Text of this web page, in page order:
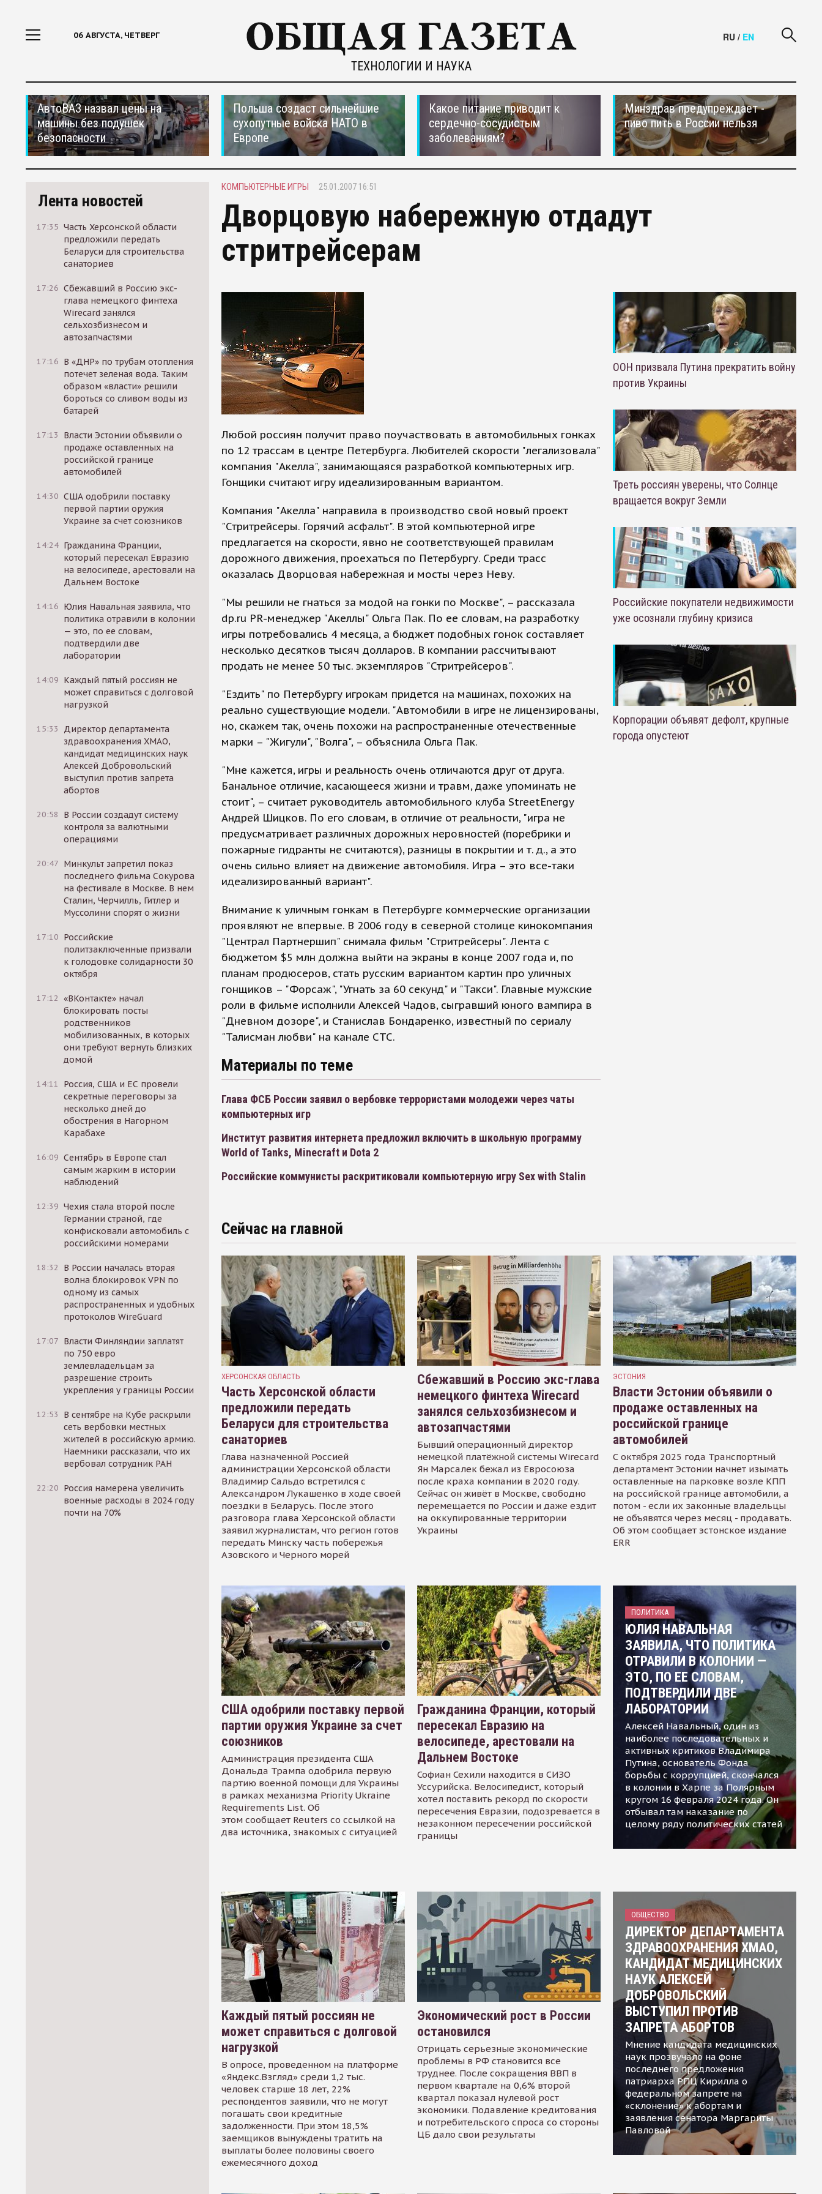
06 АВГУСТА, ЧЕТВЕРГ
ТЕХНОЛОГИИ И НАУКА
RU / EN
АвтоВАЗ назвал цены на
машины без подушек
безопасности
Польша создаст сильнейшие
сухопутные войска НАТО в
Европе
Какое питание приводит к
сердечно-сосудистым
заболеваниям?
Минздрав предупреждает -
пиво пить в России нельзя
Лента новостей
17:35 Часть Херсонской области
предложили передать
Беларуси для строительства
санаториев
17:26 Сбежавший в Россию экс-
глава немецкого финтеха
Wirecard занялся
сельхозбизнесом и
автозапчастями
17:16 В «ДНР» по трубам отопления
потечет зеленая вода. Таким
образом «власти» решили
бороться со сливом воды из
батарей
17:13
Власти Эстонии объявили о
продаже оставленных на
российской границе
автомобилей
14:30 США одобрили поставку
первой партии оружия
Украине за счет союзников
14:24 Гражданина Франции,
который пересекал Евразию
на велосипеде, арестовали на
Дальнем Востоке
14:16 Юлия Навальная заявила, что
политика отравили в колонии
— это, по ее словам,
подтвердили две
лаборатории
14:09 Каждый пятый россиян не
может справиться с долговой
нагрузкой
15:33
Директор департамента
здравоохранения ХМАО,
кандидат медицинских наук
Алексей Добровольский
выступил против запрета
абортов
20:58
В России создадут систему
контроля за валютными
операциями
20:47 Минкульт запретил показ
последнего фильма Сокурова
на фестивале в Москве. В нем
Сталин, Черчилль, Гитлер и
Муссолини спорят о жизни
17:10 Российские
политзаключенные призвали
к голодовке солидарности 30
октября
17:12 «ВКонтакте» начал
блокировать посты
родственников
мобилизованных, в которых
они требуют вернуть близких
домой
14:11
Россия, США и ЕС провели
секретные переговоры за
несколько дней до
обострения в Нагорном
Карабахе
16:09 Сентябрь в Европе стал
самым жарким в истории
наблюдений
12:39 Чехия стала второй после
Германии страной, где
конфисковали автомобиль с
российскими номерами
18:32
В России началась вторая
волна блокировок VPN по
одному из самых
распространенных и удобных
протоколов WireGuard
17:07 Власти Финляндии заплатят
по 750 евро
землевладельцам за
разрешение строить
укрепления у границы России
12:53
В сентябре на Кубе раскрыли
сеть вербовки местных
жителей в российскую армию.
Наемники рассказали, что их
вербовал сотрудник РАН
22:20 Россия намерена увеличить
военные расходы в 2024 году
почти на 70%
КОМПЬЮТЕРНЫЕ ИГРЫ 25.01.2007 16:51
Дворцовую набережную отдадут
стритрейсерам
Любой россиян получит право поучаствовать в автомобильных гонках
по 12 трассам в центре Петербурга. Любителей скорости "легализовала"
компания "Акелла", занимающаяся разработкой компьютерных игр.
Гонщики считают игру идеализированным вариантом.
Компания "Акелла" направила в производство свой новый проект
"Стритрейсеры. Горячий асфальт". В этой компьютерной игре
предлагается на скорости, явно не соответствующей правилам
дорожного движения, проехаться по Петербургу. Среди трасс
оказалась Дворцовая набережная и мосты через Неву.
"Мы решили не гнаться за модой на гонки по Москве", – рассказала
dp.ru PR-менеджер "Акеллы" Ольга Пак. По ее словам, на разработку
игры потребовались 4 месяца, а бюджет подобных гонок составляет
несколько десятков тысяч долларов. В компании рассчитывают
продать не менее 50 тыс. экземпляров "Стритрейсеров".
"Ездить" по Петербургу игрокам придется на машинах, похожих на
реально существующие модели. "Автомобили в игре не лицензированы,
но, скажем так, очень похожи на распространенные отечественные
марки – "Жигули", "Волга", – объяснила Ольга Пак.
"Мне кажется, игры и реальность очень отличаются друг от друга.
Банальное отличие, касающееся жизни и травм, даже упоминать не
стоит", – считает руководитель автомобильного клуба StreetEnergy
Андрей Шицков. По его словам, в отличие от реальности, "игра не
предусматривает различных дорожных неровностей (поребрики и
пожарные гидранты не считаются), разницы в покрытии и т. д., а это
очень сильно влияет на движение автомобиля. Игра – это все-таки
идеализированный вариант".
Внимание к уличным гонкам в Петербурге коммерческие организации
проявляют не впервые. В 2006 году в северной столице кинокомпания
"Централ Партнершип" снимала фильм "Стритрейсеры". Лента с
бюджетом $5 млн должна выйти на экраны в конце 2007 года и, по
планам продюсеров, стать русским вариантом картин про уличных
гонщиков – "Форсаж", "Угнать за 60 секунд" и "Такси". Главные мужские
роли в фильме исполнили Алексей Чадов, сыгравший юного вампира в
"Дневном дозоре", и Станислав Бондаренко, известный по сериалу
"Талисман любви" на канале СТС.
Материалы по теме
Глава ФСБ России заявил о вербовке террористами молодежи через чаты
компьютерных игр
Институт развития интернета предложил включить в школьную программу
World of Tanks, Minecraft и Dota 2
Российские коммунисты раскритиковали компьютерную игру Sex with Stalin
ООН призвала Путина прекратить войну
против Украины
Треть россиян уверены, что Солнце
вращается вокруг Земли
Российские покупатели недвижимости
уже осознали глубину кризиса
Корпорации объявят дефолт, крупные
города опустеют
Сейчас на главной
ХЕРСОНСКАЯ ОБЛАСТЬ
Часть Херсонской области
предложили передать
Беларуси для строительства
санаториев
Глава назначенной Россией
администрации Херсонской области
Владимир Сальдо встретился с
Александром Лукашенко в ходе своей
поездки в Беларусь. После этого
разговора глава Херсонской области
заявил журналистам, что регион готов
передать Минску часть побережья
Азовского и Черного морей
Сбежавший в Россию экс-глава
немецкого финтеха Wirecard
занялся сельхозбизнесом и
автозапчастями
Бывший операционный директор
немецкой платёжной системы Wirecard
Ян Марсалек бежал из Евросоюза
после краха компании в 2020 году.
Сейчас он живёт в Москве, свободно
перемещается по России и даже ездит
на оккупированные территории
Украины
ЭСТОНИЯ
Власти Эстонии объявили о
продаже оставленных на
российской границе
автомобилей
С октября 2025 года Транспортный
департамент Эстонии начнет изымать
оставленные на парковке возле КПП
на российской границе автомобили, а
потом - если их законные владельцы
не объявятся через месяц - продавать.
Об этом сообщает эстонское издание
ERR
США одобрили поставку первой
партии оружия Украине за счет
союзников
Администрация президента США
Дональда Трампа одобрила первую
партию военной помощи для Украины
в рамках механизма Priority Ukraine
Requirements List. Об
этом сообщает Reuters со ссылкой на
два источника, знакомых с ситуацией
Гражданина Франции, который
пересекал Евразию на
велосипеде, арестовали на
Дальнем Востоке
Софиан Сехили находится в СИЗО
Уссурийска. Велосипедист, который
хотел поставить рекорд по скорости
пересечения Евразии, подозревается в
незаконном пересечении российской
границы
ПОЛИТИКА
ЮЛИЯ НАВАЛЬНАЯ
ЗАЯВИЛА, ЧТО ПОЛИТИКА
ОТРАВИЛИ В КОЛОНИИ —
ЭТО, ПО ЕЕ СЛОВАМ,
ПОДТВЕРДИЛИ ДВЕ
ЛАБОРАТОРИИ
Алексей Навальный, один из
наиболее последовательных и
активных критиков Владимира
Путина, основатель Фонда
борьбы с коррупцией, скончался
в колонии в Харпе за Полярным
кругом 16 февраля 2024 года. Он
отбывал там наказание по
целому ряду политических статей
Каждый пятый россиян не
может справиться с долговой
нагрузкой
В опросе, проведенном на платформе
«Яндекс.Взгляд» среди 1,2 тыс.
человек старше 18 лет, 22%
респондентов заявили, что не могут
погашать свои кредитные
задолженности. При этом 18,5%
заемщиков вынуждены тратить на
выплаты более половины своего
ежемесячного доход
Экономический рост в России
остановился
Отрицать серьезные экономические
проблемы в РФ становится все
труднее. После сокращения ВВП в
первом квартале на 0,6% второй
квартал показал нулевой рост
экономики. Подавление кредитования
и потребительского спроса со стороны
ЦБ дало свои результаты
ОБЩЕСТВО
ДИРЕКТОР ДЕПАРТАМЕНТА
ЗДРАВООХРАНЕНИЯ ХМАО,
КАНДИДАТ МЕДИЦИНСКИХ
НАУК АЛЕКСЕЙ
ДОБРОВОЛЬСКИЙ
ВЫСТУПИЛ ПРОТИВ
ЗАПРЕТА АБОРТОВ
Мнение кандидата медицинских
наук прозвучало на фоне
последнего предложения
патриарха РПЦ Кирилла о
федеральном запрете на
«склонение» к абортам и
заявления сенатора Маргариты
Павловой